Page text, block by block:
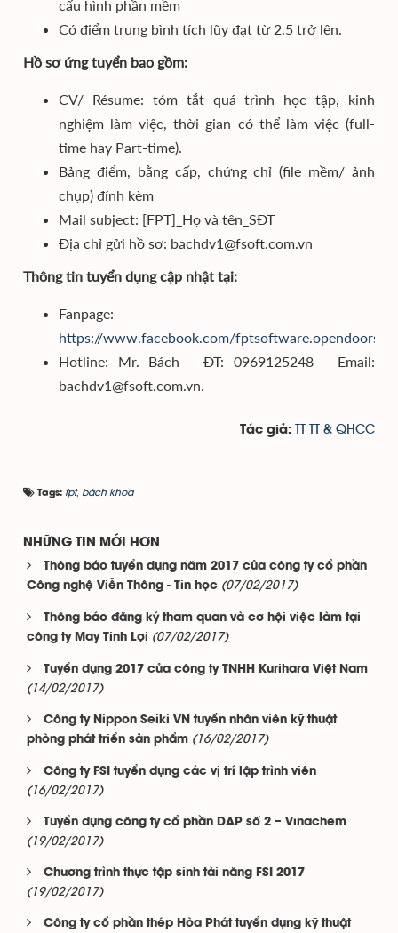
cấu hình phần mềm
Có điểm trung bình tích lũy đạt từ 2.5 trở lên.
Hồ sơ ứng tuyển bao gồm:
CV/ Résume: tóm tắt quá trình học tập, kinh
nghiệm làm việc, thời gian có thể làm việc (full-
time hay Part-time).
Bảng điểm, bằng cấp, chứng chỉ (file mềm/ ảnh
chụp) đính kèm
Mail subject: [FPT]_Họ và tên_SĐT
Địa chỉ gửi hồ sơ: bachdv1@fsoft.com.vn
Thông tin tuyển dụng cập nhật tại:
Fanpage:
https://www.facebook.com/
Hotline: Mr. Bách - ĐT: 0969125248 - Email:
bachdv1@fsoft.com.vn.
Tác giả: TT TT & QHCC
Tags: fpt, bách khoa
NHỮNG TIN MỚI HƠN
Thông báo tuyển dụng năm 2017 của công ty cổ phần
Công nghệ Viễn Thông - Tin học (07/02/2017)
Thông báo đăng ký tham quan và cơ hội việc làm tại
công ty May Tinh Lợi (07/02/2017)
Tuyển dụng 2017 của công ty TNHH Kurihara Việt Nam
(14/02/2017)
Công ty Nippon Seiki VN tuyển nhân viên kỹ thuật
phòng phát triển sản phẩm (16/02/2017)
Công ty FSI tuyển dụng các vị trí lập trình viên
(16/02/2017)
Tuyển dụng công ty cổ phần DAP số 2 – Vinachem
(19/02/2017)
Chương trình thực tập sinh tài năng FSI 2017
(19/02/2017)
Công ty cổ phần thép Hòa Phát tuyển dụng kỹ thuật